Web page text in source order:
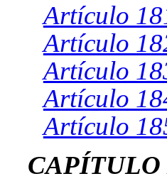
Artículo
Artículo
Artículo
Artículo
Artículo
CAPÍTULO